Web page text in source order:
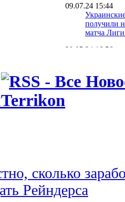
09.07.24 15:44
получили
матча
30.05.24 16:56
плоды
30.05.24 16:41
сколько
Рейндерса